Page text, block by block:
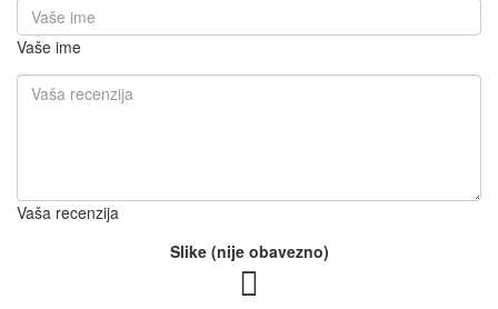
Vaše ime
Vaša recenzija
Slike (nije obavezno)